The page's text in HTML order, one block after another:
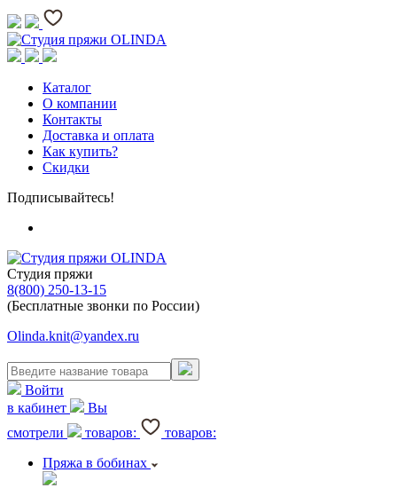
Каталог
О компании
Контакты
Доставка и оплата
Как купить?
Скидки
Подписывайтесь!
Студия пряжи
8(800) 250-13-15
(Бесплатные звонки по России)
Olinda.knit@yandex.ru
Войти
в кабинет
Вы
смотрели
товаров:
товаров:
Пряжа в бобинах